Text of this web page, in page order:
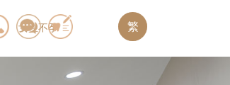
女性不孕 繁